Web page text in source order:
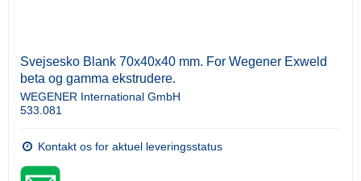
Svejsesko Blank 70x40x40 mm. For Wegener Exweld
beta og gamma ekstrudere.
WEGENER International GmbH
533.081
Kontakt os for aktuel leveringsstatus